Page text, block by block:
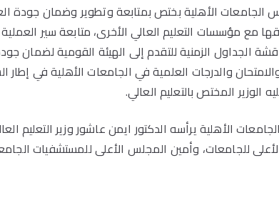
الأهلية بختص بمتابعة وتطوير وضمان جودة
مع مؤسسات التعليم العالي الأخرى، متابعة سير العملية
الجداول الزمنية للتقدم إلى الهيئة القومية لضمان
والدرجات العلمية في الجامعات الأهلية في
الوزير المختص بالتعليم العالي.
الأهلية يرأسه الدكتور ايمن عاشور وزير
للجامعات، وأمين المجلس الأعلى للمستشفيات